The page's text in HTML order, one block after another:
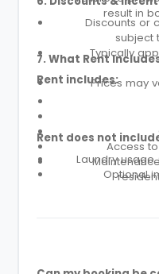
result in
Discounts or
subject
Typically
Prices may
7. What Rent
Rent includes:
Access
Rent does not
Laundry
Optional